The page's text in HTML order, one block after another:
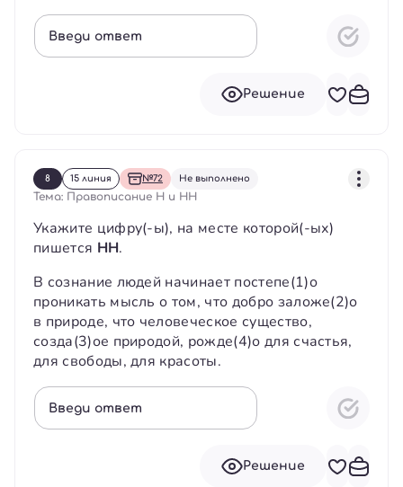
Введи ответ
Решение
8 15 линия №72 Не выполнено
Тема: Правописание Н и НН
Укажите цифру(-ы), на месте которой(-ых)
пишется НН.
В сознание людей начинает постепе(1)о
проникать мысль о том, что добро заложе(2)о
в природе, что человеческое существо,
созда(3)ое природой, рожде(4)о для счастья,
для свободы, для красоты.
Введи ответ
Решение